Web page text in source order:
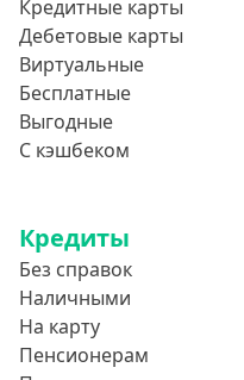
Кредитные карты
Дебетовые карты
Виртуальные
Бесплатные
Выгодные
С кэшбеком
Кредиты
Без справок
Наличными
На карту
Пенсионерам